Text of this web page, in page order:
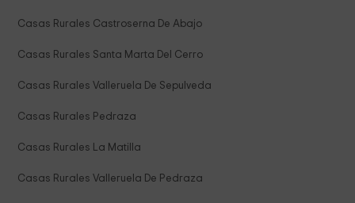
Casas Rurales Castroserna De Abajo
Casas Rurales Santa Marta Del Cerro
Casas Rurales Valleruela De Sepulveda
Casas Rurales Pedraza
Casas Rurales La Matilla
Casas Rurales Valleruela De Pedraza